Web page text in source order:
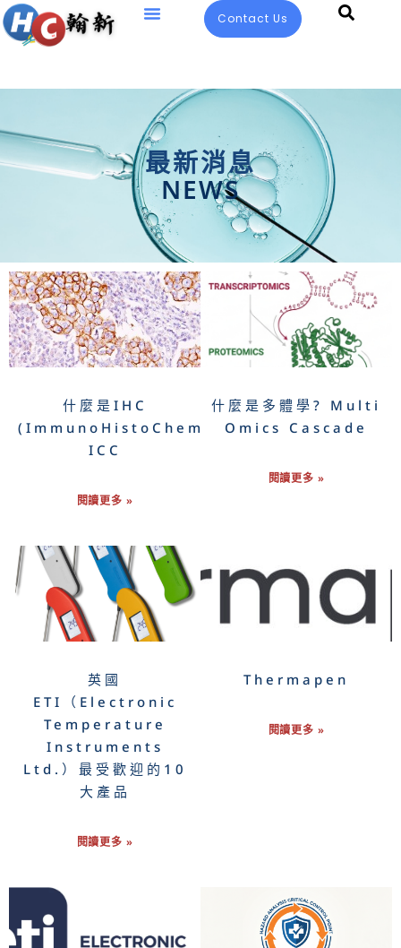
Contact Us
最新消息
NEWS
什麼是IHC
(ImmunoHistoChemistry)
ICC
閱讀更多 »
什麼是多體學? Multi
Omics Cascade
閱讀更多 »
英國
ETI（Electronic
Temperature
Instruments
Ltd.）最受歡迎的10
大產品
閱讀更多 »
Thermapen
閱讀更多 »